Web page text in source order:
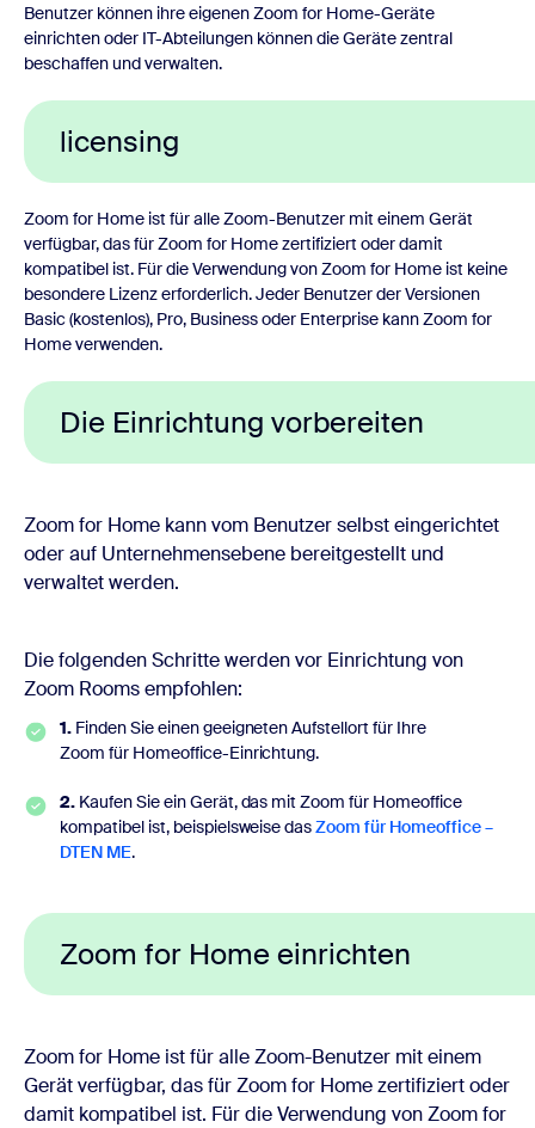
Benutzer können ihre eigenen Zoom for Home-Geräte
einrichten oder IT-Abteilungen können die Geräte zentral
beschaffen und verwalten.
licensing
Zoom for Home ist für alle Zoom-Benutzer mit einem Gerät
verfügbar, das für Zoom for Home zertifiziert oder damit
kompatibel ist. Für die Verwendung von Zoom for Home ist keine
besondere Lizenz erforderlich. Jeder Benutzer der Versionen
Basic (kostenlos), Pro, Business oder Enterprise kann Zoom for
Home verwenden.
Die Einrichtung vorbereiten
Zoom for Home kann vom Benutzer selbst eingerichtet
oder auf Unternehmensebene bereitgestellt und
verwaltet werden.
Die folgenden Schritte werden vor Einrichtung von
Zoom Rooms empfohlen:
1.Finden Sie einen geeigneten Aufstellort für Ihre
Zoom für Homeoffice-Einrichtung.
2.Kaufen Sie ein Gerät, das mit Zoom für Homeoffice
kompatibel ist, beispielsweise dasZoom für Homeoffice –
DTEN ME.
Zoom for Home einrichten
Zoom for Home ist für alle Zoom-Benutzer mit einem
Gerät verfügbar, das für Zoom for Home zertifiziert oder
damit kompatibel ist. Für die Verwendung von Zoom for